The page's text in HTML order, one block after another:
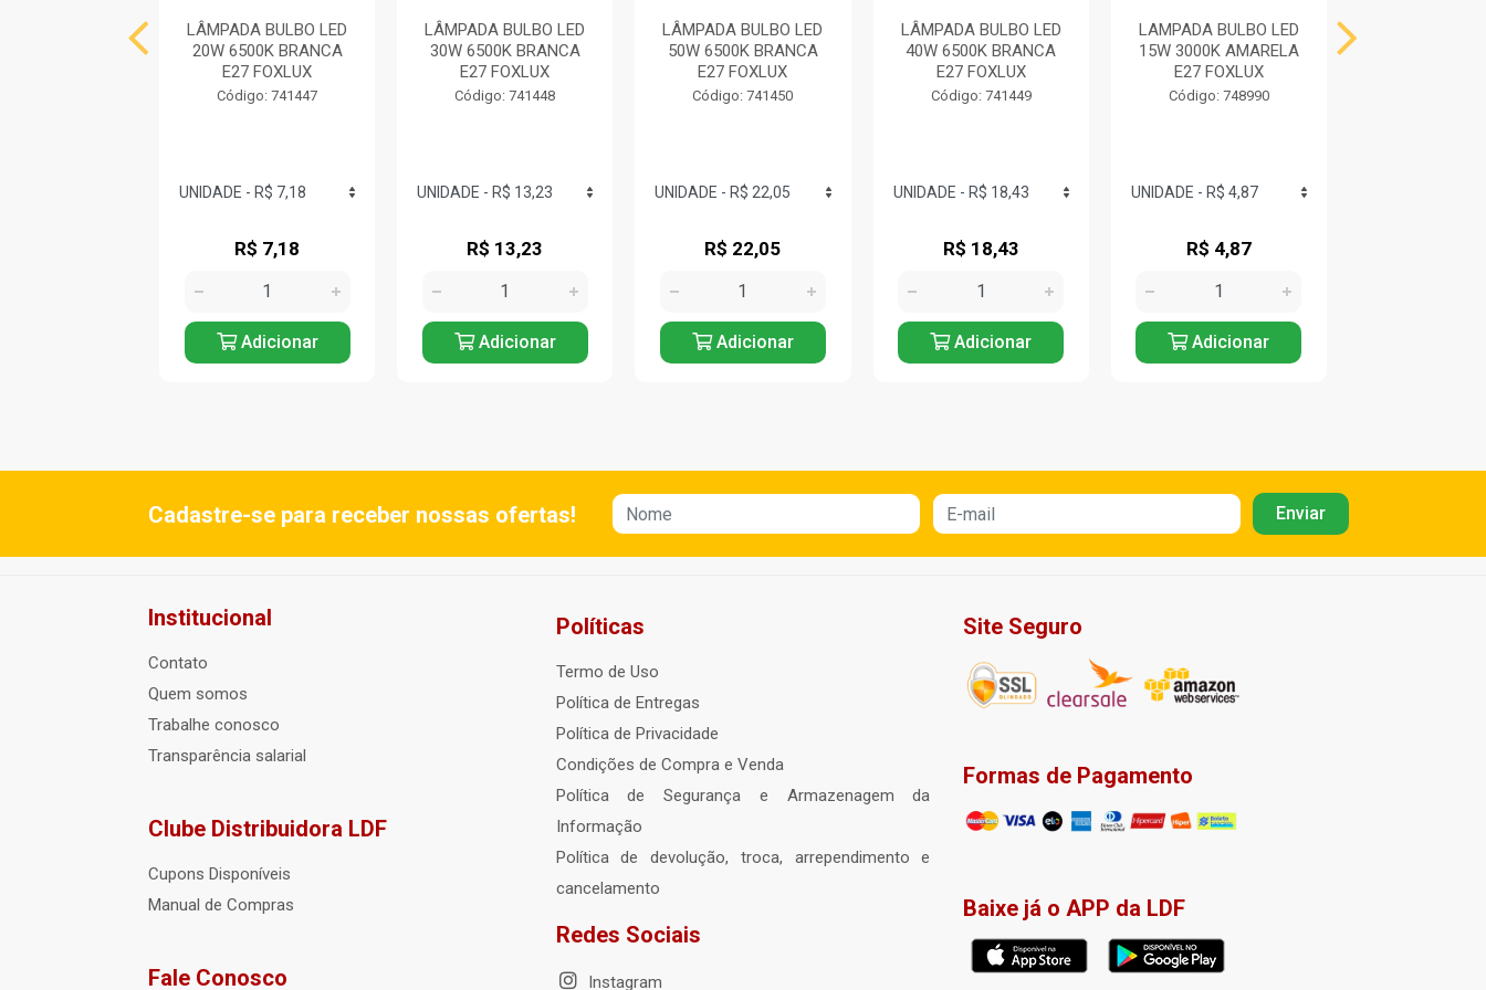
LÂMPADA BULBO LED
20W 6500K BRANCA
E27 FOXLUX
Código: 741447
R$ 7,18
Adicionar
LÂMPADA BULBO LED
30W 6500K BRANCA
E27 FOXLUX
Código: 741448
R$ 13,23
Adicionar
LÂMPADA BULBO LED
50W 6500K BRANCA
E27 FOXLUX
Código: 741450
R$ 22,05
Adicionar
LÂMPADA BULBO LED
40W 6500K BRANCA
E27 FOXLUX
Código: 741449
R$ 18,43
Adicionar
LAMPADA BULBO LED
15W 3000K AMARELA
E27 FOXLUX
Código: 748990
R$ 4,87
Adicionar
Cadastre-se para receber nossas ofertas!
Institucional
Contato
Quem somos
Trabalhe conosco
Transparência salarial
Clube Distribuidora LDF
Cupons Disponíveis
Manual de Compras
Fale Conosco
Políticas
Termo de Uso
Política de Entregas
Política de Privacidade
Condições de Compra e Venda
Política de Segurança e Armazenagem da
Informação
Política de devolução, troca, arrependimento e
cancelamento
Redes Sociais
Instagram
Site Seguro
Formas de Pagamento
Baixe já o APP da LDF